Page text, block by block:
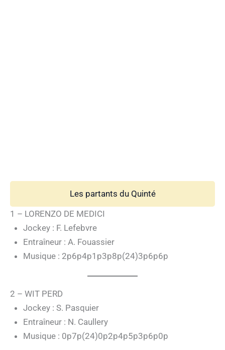
Les partants du Quinté
1 – LORENZO DE MEDICI
Jockey : F. Lefebvre
Entraîneur : A. Fouassier
Musique : 2p6p4p1p3p8p(24)3p6p6p
2 – WIT PERD
Jockey : S. Pasquier
Entraîneur : N. Caullery
Musique : 0p7p(24)0p2p4p5p3p6p0p